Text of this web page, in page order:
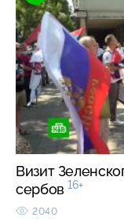
Визит
сербов 16+
2040